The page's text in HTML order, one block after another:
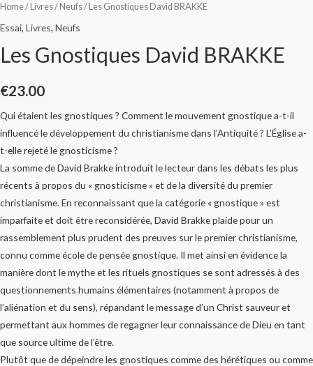
Home/ Livres/ Neufs/ Les Gnostiques David BRAKKE
Essai, Livres, Neufs
Les Gnostiques David BRAKKE
€23.00
Qui étaient les gnostiques ? Comment le mouvement gnostique a-t-il
influencé le développement du christianisme dans l’Antiquité ? L’Église a-
t-elle rejeté le gnosticisme ?
La somme de David Brakke introduit le lecteur dans les débats les plus
récents à propos du « gnosticisme » et de la diversité du premier
christianisme. En reconnaissant que la catégorie « gnostique » est
imparfaite et doit être reconsidérée, David Brakke plaide pour un
rassemblement plus prudent des preuves sur le premier christianisme,
connu comme école de pensée gnostique. Il met ainsi en évidence la
manière dont le mythe et les rituels gnostiques se sont adressés à des
questionnements humains élémentaires (notamment à propos de
l’aliénation et du sens), répandant le message d’un Christ sauveur et
permettant aux hommes de regagner leur connaissance de Dieu en tant
que source ultime de l’être.
Plutôt que de dépeindre les gnostiques comme des hérétiques ou comme